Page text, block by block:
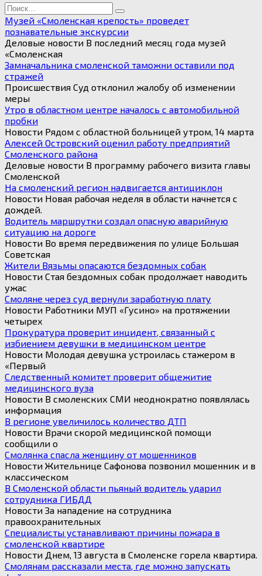
Search
for:
Музей «Смоленская крепость» проведет
познавательные экскурсии
Деловые новости В последний месяц года музей
«Смоленская
Замначальника смоленской таможни оставили под
стражей
Происшествия Суд отклонил жалобу об изменении
меры
Утро в областном центре началось с автомобильной
пробки
Новости Рядом с областной больницей утром, 14 марта
Алексей Островский оценил работу предприятий
Смоленского района
Деловые новости В программу рабочего визита главы
Смоленской
На смоленский регион надвигается антициклон
Новости Новая рабочая неделя в области начнется с
дождей.
Водитель маршрутки создал опасную аварийную
ситуацию на дороге
Новости Во время передвижения по улице Большая
Советская
Жители Вязьмы опасаются бездомных собак
Новости Стая бездомных собак продолжает наводить
ужас
Смоляне через суд вернули заработную плату
Новости Работники МУП «Гусино» на протяжении
четырех
Прокуратура проверит инцидент, связанный с
избиением девушки в медицинском центре
Новости Молодая девушка устроилась стажером в
«Первый
Следственный комитет проверит общежитие
медицинского вуза
Новости В смоленских СМИ неоднократно появлялась
информация
В регионе увеличилось количество ДТП
Новости Врачи скорой медицинской помощи
сообщили о
Смолянка спасла женщину от мошенников
Новости Жительнице Сафонова позвонил мошенник и в
классическом
В Смоленской области пьяный водитель ударил
сотрудника ГИБДД
Новости За нападение на сотрудника
правоохранительных
Специалисты устанавливают причины пожара в
смоленской квартире
Новости Днем, 13 августа в Смоленске горела квартира.
Смолянам рассказали места, где можно запускать